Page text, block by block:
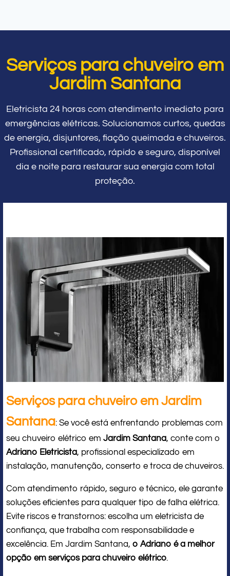
Serviços para chuveiro em
Jardim Santana
Eletricista 24 horas com atendimento imediato para
emergências elétricas. Solucionamos curtos, quedas
de energia, disjuntores, fiação queimada e chuveiros.
Profissional certificado, rápido e seguro, disponível
dia e noite para restaurar sua energia com total
proteção.
Serviços para chuveiro em Jardim
Santana: Se você está enfrentando problemas com
seu chuveiro elétrico em Jardim Santana, conte com o
Adriano Eletricista, profissional especializado em
instalação, manutenção, conserto e troca de chuveiros.
Com atendimento rápido, seguro e técnico, ele garante
soluções eficientes para qualquer tipo de falha elétrica.
Evite riscos e transtornos: escolha um eletricista de
confiança, que trabalha com responsabilidade e
excelência. Em Jardim Santana, o Adriano é a melhor
opção em serviços para chuveiro elétrico.